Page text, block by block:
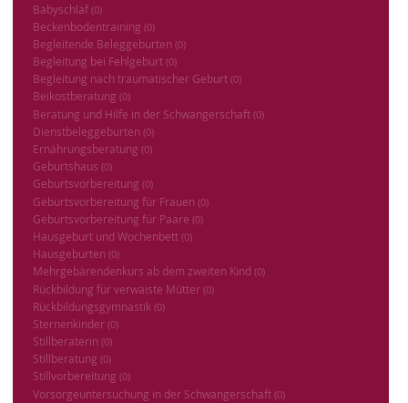
Babyschlaf (0)
Beckenbodentraining (0)
Begleitende Beleggeburten (0)
Begleitung bei Fehlgeburt (0)
Begleitung nach traumatischer Geburt (0)
Beikostberatung (0)
Beratung und Hilfe in der Schwangerschaft (0)
Dienstbeleggeburten (0)
Ernährungsberatung (0)
Geburtshaus (0)
Geburtsvorbereitung (0)
Geburtsvorbereitung für Frauen (0)
Geburtsvorbereitung für Paare (0)
Hausgeburt und Wochenbett (0)
Hausgeburten (0)
Mehrgebärendenkurs ab dem zweiten Kind (0)
Rückbildung für verwaiste Mütter (0)
Rückbildungsgymnastik (0)
Sternenkinder (0)
Stillberaterin (0)
Stillberatung (0)
Stillvorbereitung (0)
Vorsorgeuntersuchung in der Schwangerschaft (0)